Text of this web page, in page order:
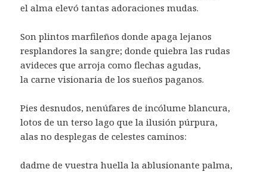
el alma elevó tantas adoraciones mudas.
Son plintos marfileños donde apaga lejanos
resplandores la sangre; donde quiebra las rudas
avideces que arroja como flechas agudas,
la carne visionaria de los sueños paganos.
Pies desnudos, nenúfares de incólume blancura,
lotos de un terso lago que la ilusión púrpura,
alas no desplegas de celestes caminos:
dadme de vuestra huella la ablusionante palma,